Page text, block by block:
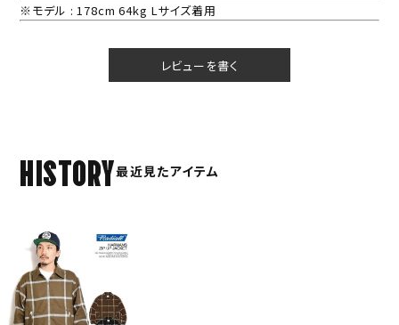
※モデル : 178cm 64kg Lサイズ着用
レビューを書く
HISTORY最近見たアイテム